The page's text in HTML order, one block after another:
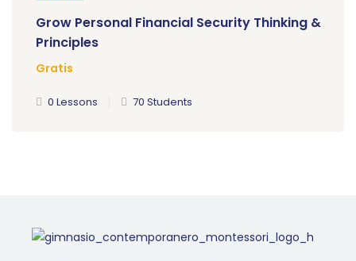
Grow Personal Financial Security Thinking &
Principles
Gratis
0 Lessons 70 Students